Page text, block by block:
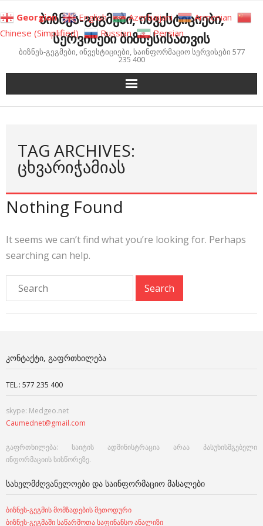
to
content
ბიზნეს-გეგმები, ინვესტიციები,
სერვისები ბიზნესისათვის
ბიზნეს-გეგმები, ინვესტიციები, საინფორმაციო სერვისები 577
235 400
TAG ARCHIVES:
ᲪᲮᲕᲐᲠᲘᲭᲐᲛᲘᲐᲡ
Nothing Found
It seems we can’t find what you’re looking for. Perhaps
searching can help.
ᲙᲝᲜᲢᲐᲥᲢᲘ, ᲒᲐᲤᲠᲗᲮᲘᲚᲔᲑᲐ
TEL.: 577 235 400
skype: Medgeo.net
Caumednet@gmail.com
გაფრთხილება: საიტის ადმინისტრაცია არაა პასუხისმგებელი
ინფორმაციის სისწორეზე.
ᲡᲐᲮᲔᲚᲛᲫᲦᲕᲐᲜᲔᲚᲝᲔᲑᲘ ᲓᲐ ᲡᲐᲘᲜᲤᲝᲠᲛᲐᲪᲘᲝ ᲛᲐᲡᲐᲚᲔᲑᲘ
ბიზნეს-გეგმის მომზადების მეთოდური
ბიზნეს-გეგმაში საწარმოთა საფინანსო ანალიზი
Georgian English Azerbaijani
Armenian
Chinese (Simplified)
Russian Persian